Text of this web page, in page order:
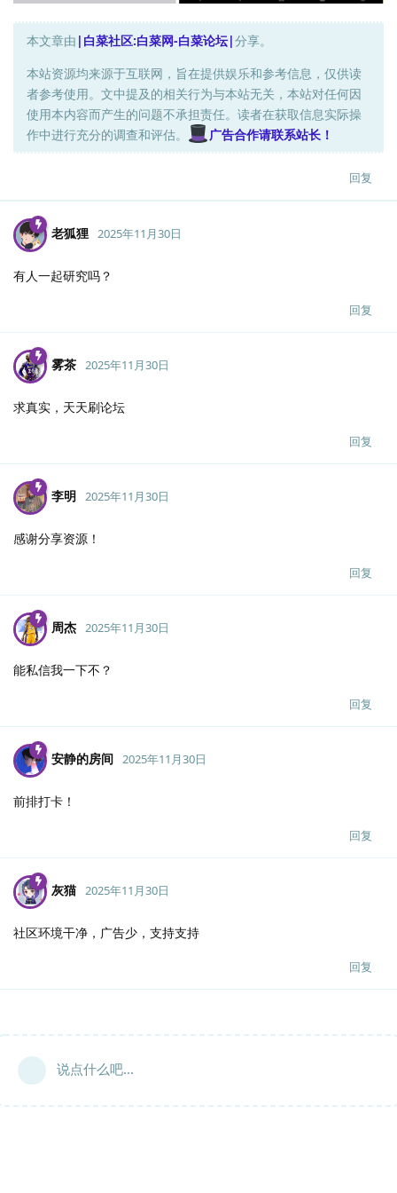
本文章由 |白菜社区:白菜网-白菜论坛|分享。
本站资源均来源于互联网，旨在提供娱乐和参考信息，仅供读
者参考使用。文中提及的相关行为与本站无关，本站对任何因
使用本内容而产生的问题不承担责任。读者在获取信息实际操
作中进行充分的调查和评估。
广告合作请联系站长！
回复
老狐狸 2025年11月30日
有人一起研究吗？
回复
雾茶 2025年11月30日
求真实，天天刷论坛
回复
李明 2025年11月30日
感谢分享资源！
回复
周杰 2025年11月30日
能私信我一下不？
回复
安静的房间 2025年11月30日
前排打卡！
回复
灰猫 2025年11月30日
社区环境干净，广告少，支持支持
回复
说点什么吧...